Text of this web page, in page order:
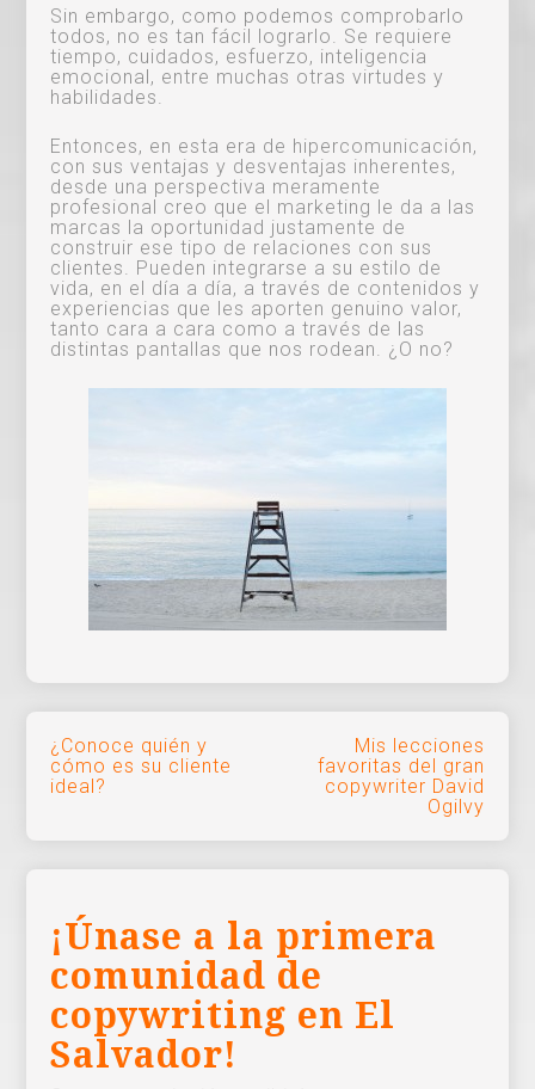
Sin embargo, como podemos comprobarlo
todos, no es tan fácil lograrlo. Se requiere
tiempo, cuidados, esfuerzo, inteligencia
emocional, entre muchas otras virtudes y
habilidades.
Entonces, en esta era de hipercomunicación,
con sus ventajas y desventajas inherentes,
desde una perspectiva meramente
profesional creo que el marketing le da a las
marcas la oportunidad justamente de
construir ese tipo de relaciones con sus
clientes. Pueden integrarse a su estilo de
vida, en el día a día, a través de contenidos y
experiencias que les aporten genuino valor,
tanto cara a cara como a través de las
distintas pantallas que nos rodean. ¿O no?
Navegación
de
entradas
¿Conoce quién y
cómo es su cliente
ideal?
Mis lecciones
favoritas del gran
copywriter David
Ogilvy
¡Únase a la primera
comunidad de
copywriting en El
Salvador!